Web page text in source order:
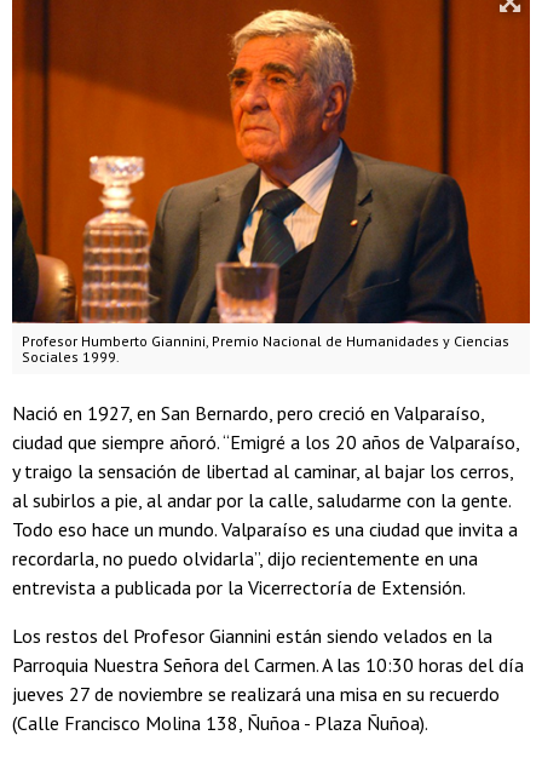
Profesor Humberto Giannini, Premio Nacional de Humanidades y Ciencias
Sociales 1999.
Nació en 1927, en San Bernardo, pero creció en Valparaíso,
ciudad que siempre añoró. “Emigré a los 20 años de Valparaíso,
y traigo la sensación de libertad al caminar, al bajar los cerros,
al subirlos a pie, al andar por la calle, saludarme con la gente.
Todo eso hace un mundo. Valparaíso es una ciudad que invita a
recordarla, no puedo olvidarla”, dijo recientemente en una
entrevista a publicada por la Vicerrectoría de Extensión.
Los restos del Profesor Giannini están siendo velados en la
Parroquia Nuestra Señora del Carmen. A las 10:30 horas del día
jueves 27 de noviembre se realizará una misa en su recuerdo
(Calle Francisco Molina 138, Ñuñoa - Plaza Ñuñoa).